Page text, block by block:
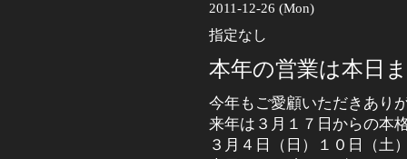
2011-12-26 (Mon)
指定なし
本年の営業は本日
今年もご愛顧いただきあり
来年は３月１７日からの本
３月４日（日）１０日（土